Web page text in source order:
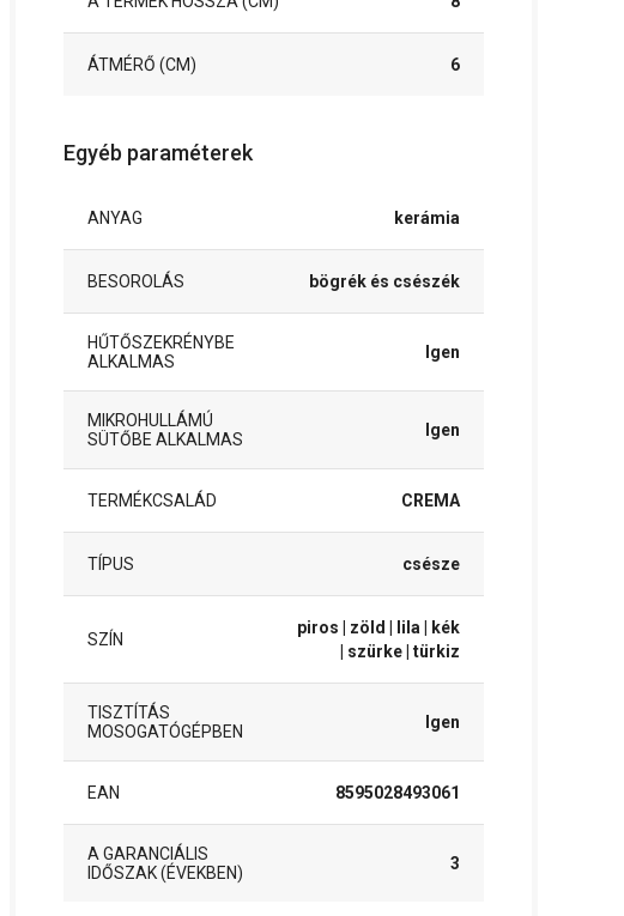
ÁTMÉRŐ (CM) 6
Egyéb paraméterek
ANYAG kerámia
BESOROLÁS bögrék és csészék
HŰTŐSZEKRÉNYBE
ALKALMAS
Igen
MIKROHULLÁMÚ
SÜTŐBE ALKALMAS
Igen
TERMÉKCSALÁD CREMA
TÍPUS csésze
SZÍN
piros | zöld | lila | kék
| szürke| türkiz
TISZTÍTÁS
MOSOGATÓGÉPBEN
Igen
EAN 8595028493061
A GARANCIÁLIS
IDŐSZAK (ÉVEKBEN)
3